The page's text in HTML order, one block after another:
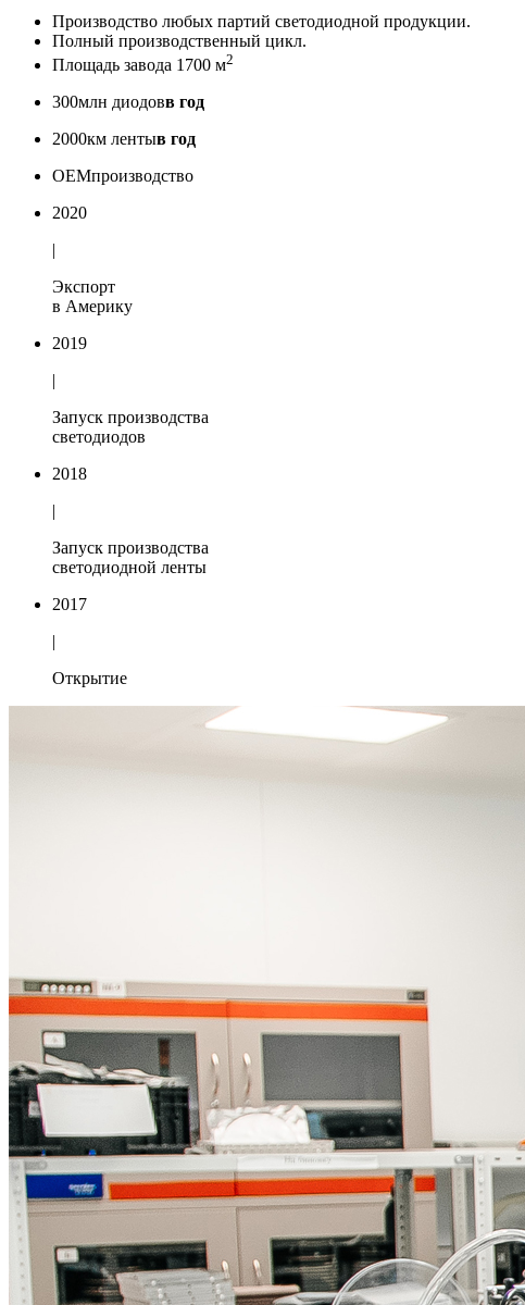
Производство любых партий светодиодной продукции.
Полный производственный цикл.
Площадь завода 1700 м2
300млн диодовв год
2000км лентыв год
OEMпроизводство
2020
|
Экспорт
в Америку
2019
|
Запуск производства
светодиодов
2018
|
Запуск производства
светодиодной ленты
2017
|
Открытие